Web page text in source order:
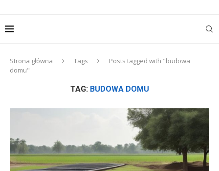
Strona główna Tags
Posts tagged with "budowa
domu"
TAG: BUDOWA DOMU